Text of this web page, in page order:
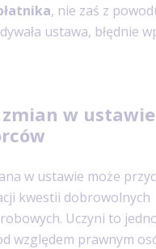
, nie zaś z
ustawa, błędnie
zmian w
w ustawie może
kwestii dobrowolnych
Uczyni to
względem prawnym